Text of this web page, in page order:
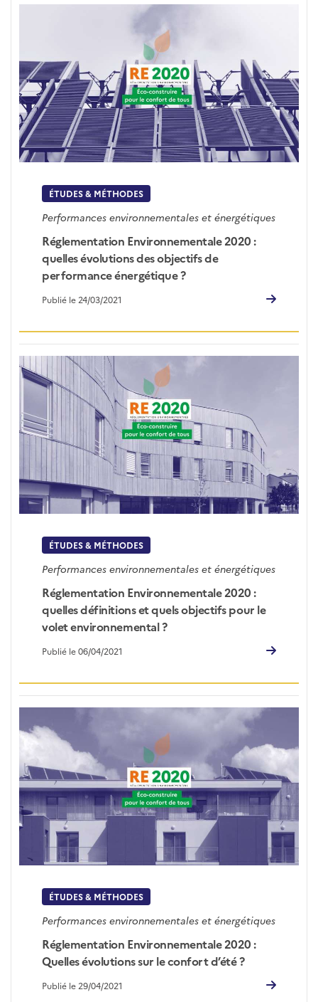
ÉTUDES & MÉTHODES
Performances environnementales et énergétiques
Réglementation Environnementale 2020 :
quelles évolutions des objectifs de
performance énergétique ?
Publié le 24/03/2021
ÉTUDES & MÉTHODES
Performances environnementales et énergétiques
Réglementation Environnementale 2020 :
quelles définitions et quels objectifs pour le
volet environnemental ?
Publié le 06/04/2021
ÉTUDES & MÉTHODES
Performances environnementales et énergétiques
Réglementation Environnementale 2020 :
Quelles évolutions sur le confort d’été ?
Publié le 29/04/2021